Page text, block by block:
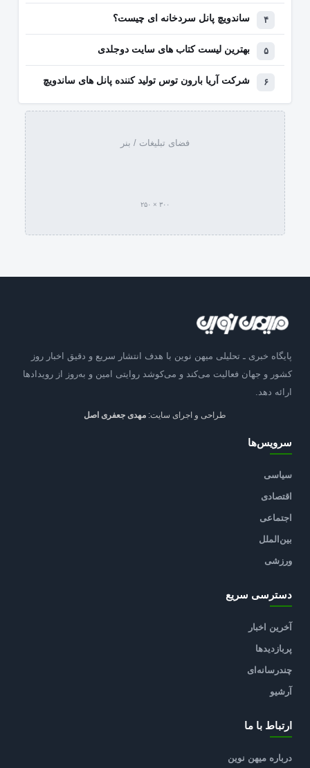
ساندویچ پانل سردخانه ای چیست؟
بهترین لیست کتاب‌ های سایت دوجلدی
شرکت آریا بارون توس تولید کننده پانل های ساندویچ
فضای تبلیغات / بنر
۳۰۰ × ۲۵۰
پایگاه خبری ـ تحلیلی میهن نوین با هدف انتشار سریع و دقیق اخبار روز
کشور و جهان فعالیت می‌کند و می‌کوشد روایتی امین و به‌روز از رویدادها
ارائه دهد.
طراحی و اجرای سایت: مهدی جعفری اصل
سرویس‌ها
سیاسی
اقتصادی
اجتماعی
بین‌الملل
ورزشی
دسترسی سریع
آخرین اخبار
پربازدیدها
چندرسانه‌ای
آرشیو
ارتباط با ما
درباره میهن نوین